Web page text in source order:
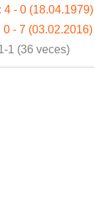
4 - 0 (18.04.1979)
0 - 7 (03.02.2016)
1 (36 veces)